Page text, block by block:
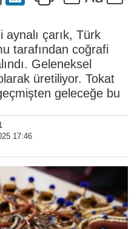
aynalı çarık, Türk
tarafından coğrafi
Geleneksel
üretiliyor. Tokat
geleceğe bu
17:46